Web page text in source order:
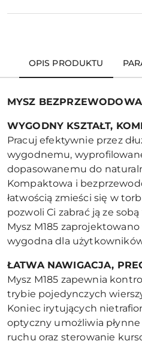
OPIS PRODUKTU
MYSZ
WYGODNY KSZTAŁT,
Pracuj efektywnie przez
wygodnemu,
dopasowanemu do
Kompaktowa i
łatwością zmieści się w
pozwoli Ci zabrać ją ze
Mysz M185
wygodna dla
ŁATWA NAWIGACJA,
Mysz M185 zapewnia
trybie pojedynczych
Koniec irytujących
optyczny umożliwia
ruchu oraz sterowanie